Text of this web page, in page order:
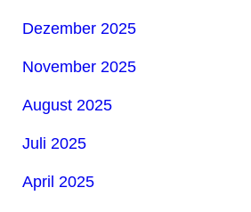
Dezember 2025
November 2025
August 2025
Juli 2025
April 2025